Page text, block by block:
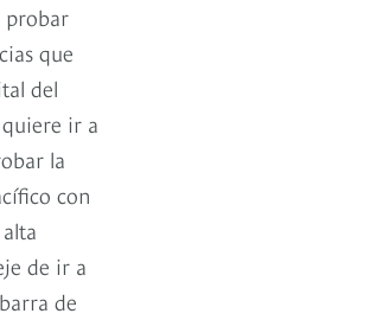
probar
que
del
ir a
la
con
de ir a
de